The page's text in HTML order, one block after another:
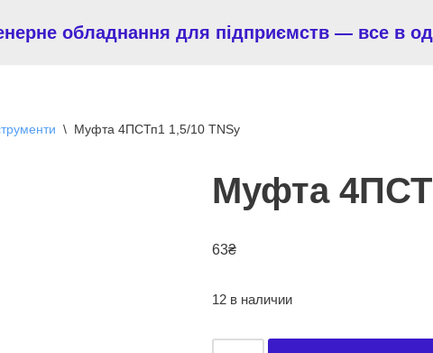
обладнання для підприємств — все в
\ Муфта 4ПСТп1 1,5/10 TNSy
Муфта
63₴
12 в наличии